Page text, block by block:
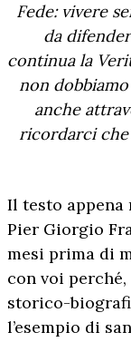
Fede: vivere
da
continua la
non
anche
ricordarci che
Il testo
Pier Giorgio
mesi prima di
con voi
storico-
l’esempio di